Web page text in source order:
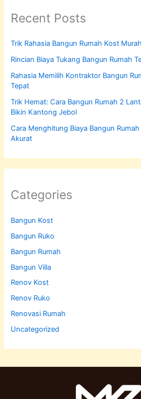
Recent Posts
Trik Rahasia Bangun Rumah Kost
Rincian Biaya Tukang Bangun Rumah
Rahasia Memilih Kontraktor Bangun
Tepat
Trik Hemat: Cara Bangun Rumah 2
Bikin Kantong Jebol
Cara Menghitung Biaya Bangun
Akurat
Categories
Bangun Kost
Bangun Ruko
Bangun Rumah
Bangun Villa
Renov Kost
Renov Ruko
Renovasi Rumah
Uncategorized